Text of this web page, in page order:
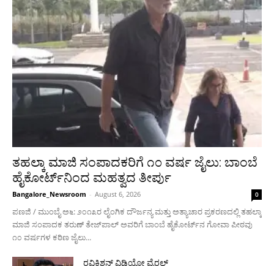
ತಹಲ್ಕಾ ಮಾಜಿ ಸಂಪಾದಕರಿಗೆ ೧೦ ವರ್ಷ ಜೈಲು: ಬಾಂಬೆ
ಹೈಕೋರ್ಟ್‌ನಿಂದ ಮಹತ್ವದ ತೀರ್ಪು
Bangalore_Newsroom - August 6, 2026 0
ಪಣಜಿ / ಮುಂಬೈ ಅ೬: ೨೦೧೩ರ ಲೈಂಗಿಕ ದೌರ್ಜನ್ಯ ಮತ್ತು ಅತ್ಯಾಚಾರ ಪ್ರಕರಣದಲ್ಲಿ ತಹಲ್ಕಾ
ಮಾಜಿ ಸಂಪಾದಕ ತರುಣ್ ತೇಜ್‌ಪಾಲ್ ಅವರಿಗೆ ಬಾಂಬೆ ಹೈಕೋರ್ಟ್‌ನ ಗೋವಾ ಪೀಠವು
೧೦ ವರ್ಷಗಳ ಕಠಿಣ ಜೈಲು...
ರವಿಕಿಶನ್ ವಿಡಿಯೋ ವೈರಲ್